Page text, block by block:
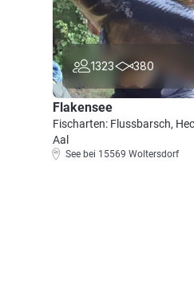
1323 380
Flakensee
Fischarten: Flussbarsch,
Aal
See bei 15569 Woltersdorf